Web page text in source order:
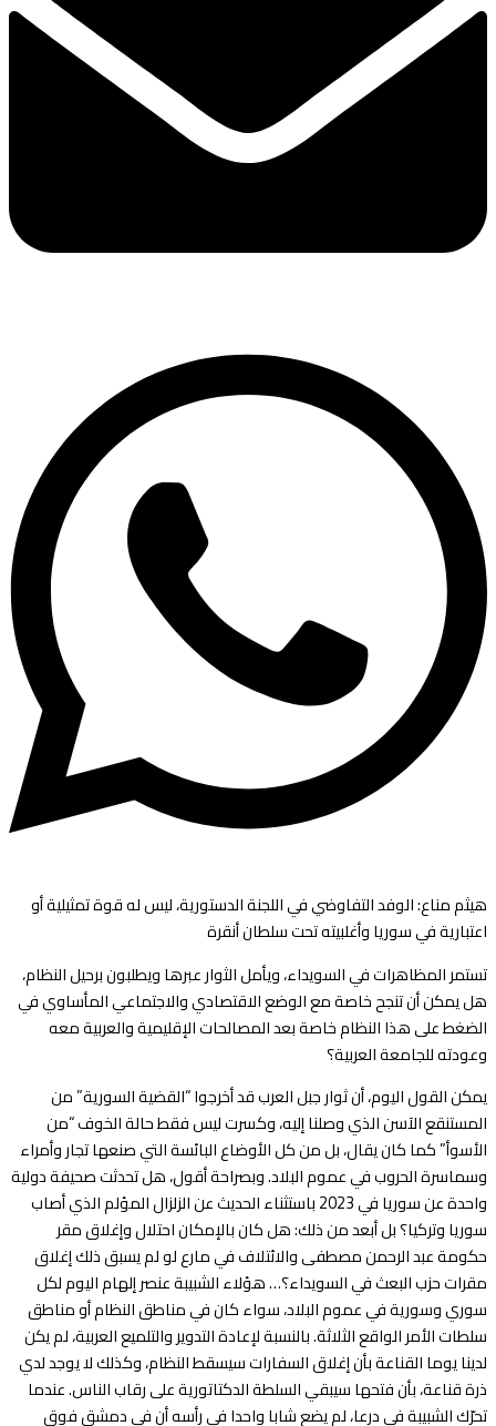
هيثم مناع: الوفد التفاوضي في اللجنة الدستورية، ليس له قوة تمثيلية أو
اعتبارية في سوريا وأغلبيته تحت سلطان أنقرة
تستمر المظاهرات في السويداء، ويأمل الثوار عبرها ويطلبون برحيل النظام،
هل يمكن أن تنجح خاصة مع الوضع الاقتصادي والاجتماعي المأساوي في
الضغط على هذا النظام خاصة بعد المصالحات الإقليمية والعربية معه
وعودته للجامعة العربية؟
يمكن القول اليوم، أن ثوار جبل العرب قد أخرجوا “القضية السورية” من
المستنقع الآسن الذي وصلنا إليه، وكسرت ليس فقط حالة الخوف “من
الأسوأ” كما كان يقال، بل من كل الأوضاع البائسة التي صنعها تجار وأمراء
وسماسرة الحروب في عموم البلاد. وبصراحة أقول، هل تحدثت صحيفة دولية
واحدة عن سوريا في 2023 باستثناء الحديث عن الزلزال المؤلم الذي أصاب
سوريا وتركيا؟ بل أبعد من ذلك: هل كان بالإمكان احتلال وإغلاق مقر
حكومة عبد الرحمن مصطفى والائتلاف في مارع لو لم يسبق ذلك إغلاق
مقرات حزب البعث في السويداء؟… هؤلاء الشبيبة عنصر إلهام اليوم لكل
سوري وسورية في عموم البلاد، سواء كان في مناطق النظام أو مناطق
سلطات الأمر الواقع الثلاثة. بالنسبة لإعادة التدوير والتلميع العربية، لم يكن
لدينا يوما القناعة بأن إغلاق السفارات سيسقط النظام، وكذلك لا يوجد لدي
ذرة قناعة، بأن فتحها سيبقي السلطة الدكتاتورية على رقاب الناس. عندما
تحرّك الشبيبة في درعا، لم يضع شابا واحدا في رأسه أن في دمشق فوق